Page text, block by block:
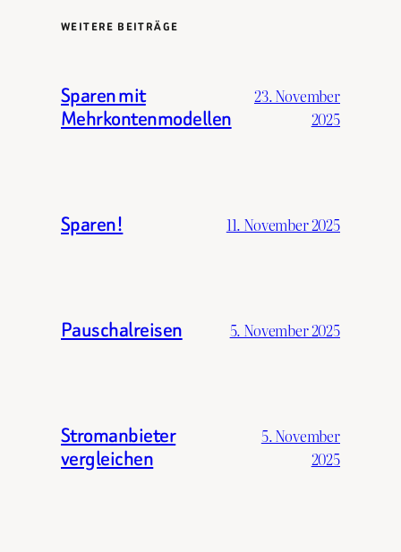
WEITERE BEITRÄGE
Sparen mit
Mehrkontenmodellen
23. November
2025
Sparen! 11. November 2025
Pauschalreisen 5. November 2025
Stromanbieter
vergleichen
5. November
2025